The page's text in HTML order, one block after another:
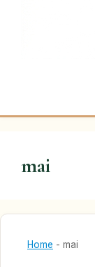
mai
Home - mai